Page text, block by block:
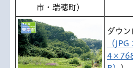
市・瑞穂町）
ダウ
（
4×768